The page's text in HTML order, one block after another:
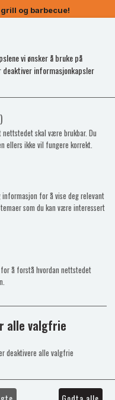
og barbecue!
vi ønsker å bruke på
informasjonkapsler
skal være brukbar. Du
ellers ikke vil fungere korrekt.
for å vise deg relevant
som du kan være interessert
å forstå hvordan nettstedet
alle valgfrie
deaktivere alle valgfrie